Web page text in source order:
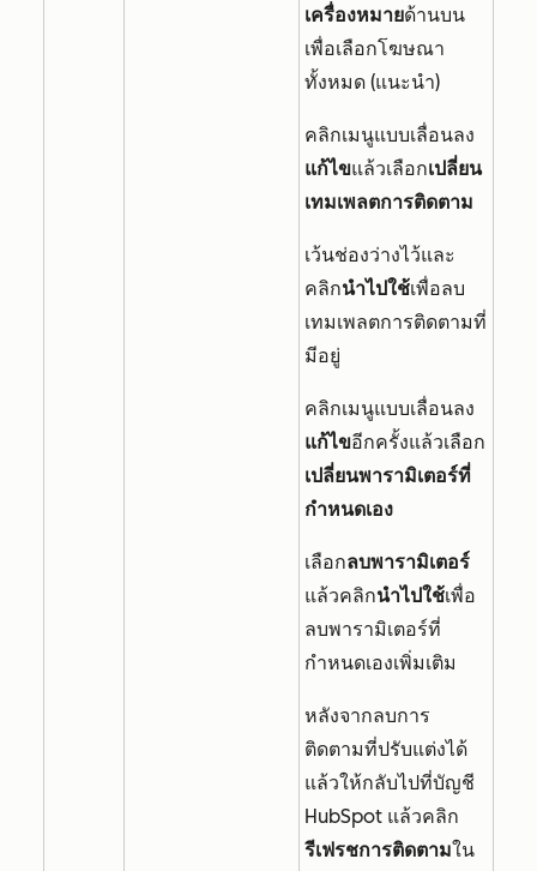
เครื่องหมายด้านบน
เพื่อเลือกโฆษณา
ทั้งหมด (แนะนำ)
คลิกเมนูแบบเลื่อนลง
แก้ไขแล้วเลือกเปลี่ยน
เทมเพลตการติดตาม
เว้นช่องว่างไว้และ
คลิกนำไปใช้เพื่อลบ
เทมเพลตการติดตามที่
มีอยู่
คลิกเมนูแบบเลื่อนลง
แก้ไขอีกครั้งแล้วเลือก
เปลี่ยนพารามิเตอร์ที่
กำหนดเอง
เลือกลบพารามิเตอร์
แล้วคลิกนำไปใช้เพื่อ
ลบพารามิเตอร์ที่
กำหนดเองเพิ่มเติม
หลังจากลบการ
ติดตามที่ปรับแต่งได้
แล้วให้กลับไปที่บัญชี
HubSpot แล้วคลิก
รีเฟรชการติดตามใน